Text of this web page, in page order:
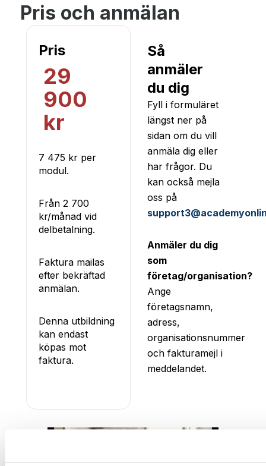
Pris och anmälan
Pris
29
900
kr
7 475 kr per
modul.
Från 2 700
kr/månad vid
delbetalning.
Faktura mailas
efter bekräftad
anmälan.
Denna utbildning
kan endast
köpas mot
faktura.
Så
anmäler
du dig
Fyll i formuläret
längst ner på
sidan om du vill
anmäla dig eller
har frågor. Du
kan också mejla
oss på
Anmäler du dig
som
företag/organisation?
Ange
företagsnamn,
adress,
organisationsnummer
och fakturamejl i
meddelandet.